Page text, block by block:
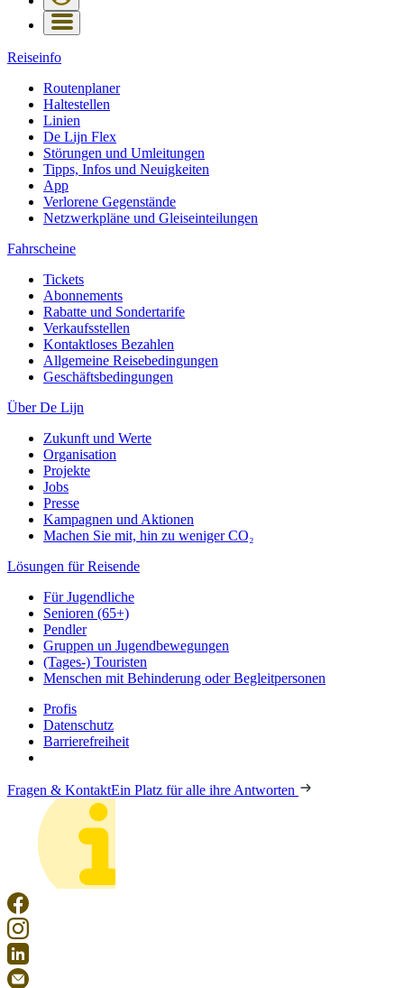
Reiseinfo
Routenplaner
Haltestellen
Linien
De Lijn Flex
Störungen und Umleitungen
Tipps, Infos und Neuigkeiten
App
Verlorene Gegenstände
Netzwerkpläne und Gleiseinteilungen
Fahrscheine
Tickets
Abonnements
Rabatte und Sondertarife
Verkaufsstellen
Kontaktloses Bezahlen
Allgemeine Reisebedingungen
Geschäftsbedingungen
Über De Lijn
Zukunft und Werte
Organisation
Projekte
Jobs
Presse
Kampagnen und Aktionen
Machen Sie mit, hin zu weniger CO₂
Lösungen für Reisende
Für Jugendliche
Senioren (65+)
Pendler
Gruppen un Jugendbewegungen
(Tages-) Touristen
Menschen mit Behinderung oder Begleitpersonen
Profis
Datenschutz
Barrierefreiheit
Fragen & KontaktEin Platz für alle ihre Antworten